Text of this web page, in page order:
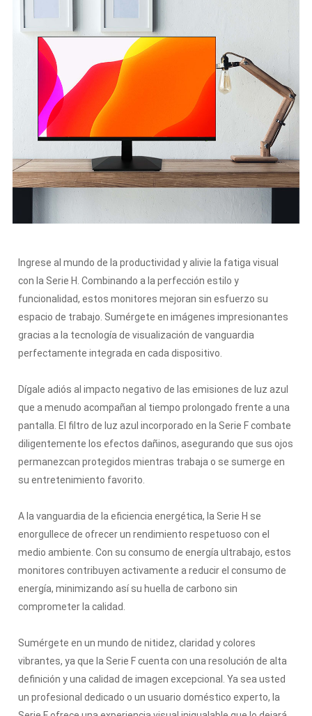
Ingrese al mundo de la productividad y alivie la fatiga visual
con la Serie H.Combinando a la perfección estilo y
funcionalidad, estos monitores mejoran sin esfuerzo su
espacio de trabajo. Sumérgete en imágenes impresionantes
gracias a la tecnología de visualización de vanguardia
perfectamente integrada en cada dispositivo.
Dígale adiós al impacto negativo de las emisiones de luz azul
que a menudo acompañan al tiempo prolongado frente a una
pantalla.El filtro de luz azul incorporado en la Serie F combate
diligentemente los efectos dañinos, asegurando que sus ojos
permanezcan protegidos mientras trabaja o se sumerge en
su entretenimiento favorito.
A la vanguardia de la eficiencia energética, la Serie H se
enorgullece de ofrecer un rendimiento respetuoso con el
medio ambiente.Con su consumo de energía ultrabajo, estos
monitores contribuyen activamente a reducir el consumo de
energía, minimizando así su huella de carbono sin
comprometer la calidad.
Sumérgete en un mundo de nitidez, claridad y colores
vibrantes, ya que la Serie F cuenta con una resolución de alta
definición y una calidad de imagen excepcional.Ya sea usted
un profesional dedicado o un usuario doméstico experto, la